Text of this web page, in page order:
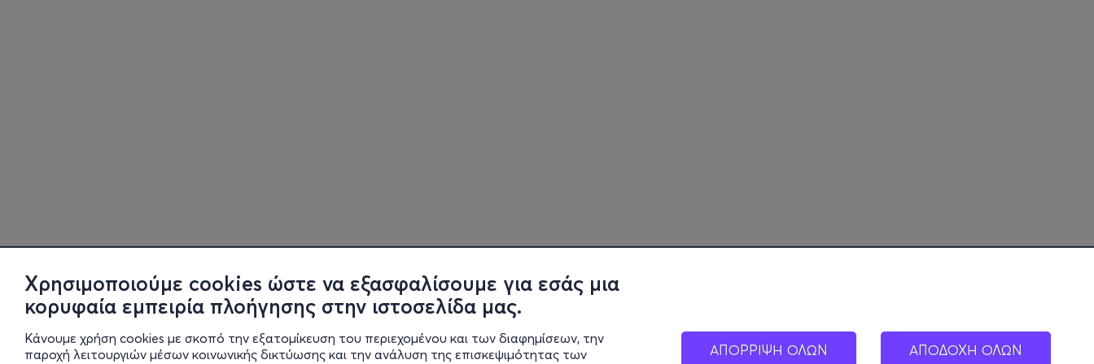
Χρησιμοποιούμε cookies ώστε να εξασφαλίσουμε για εσάς μια
κορυφαία εμπειρία πλοήγησης στην ιστοσελίδα μας.
Κάνουμε χρήση cookies με σκοπό την εξατομίκευση του περιεχομένου και των διαφημίσεων, την
παροχή λειτουργιών μέσων κοινωνικής δικτύωσης και την ανάλυση της επισκεψιμότητας των
ΑΠΟΡΡΙΨΗ ΟΛΩΝ ΑΠΟΔΟΧΗ ΟΛΩΝ